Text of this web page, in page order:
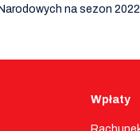
na sezon
Wpłaty